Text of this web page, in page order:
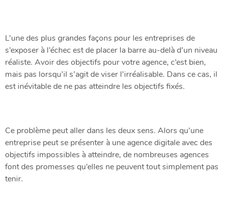
L’une des plus grandes façons pour les entreprises de
s’exposer à l’échec est de placer la barre au-delà d’un niveau
réaliste. Avoir des objectifs pour votre agence, c’est bien,
mais pas lorsqu’il s’agit de viser l’irréalisable. Dans ce cas, il
est inévitable de ne pas atteindre les objectifs fixés.
Ce problème peut aller dans les deux sens. Alors qu’une
entreprise peut se présenter à une agence digitale avec des
objectifs impossibles à atteindre, de nombreuses agences
font des promesses qu’elles ne peuvent tout simplement pas
tenir.